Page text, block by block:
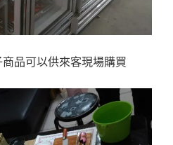
品可以供來客現場購買